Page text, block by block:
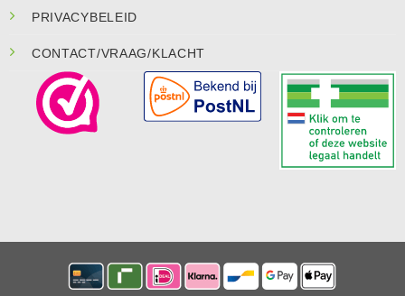
PRIVACYBELEID
CONTACT/VRAAG/KLACHT